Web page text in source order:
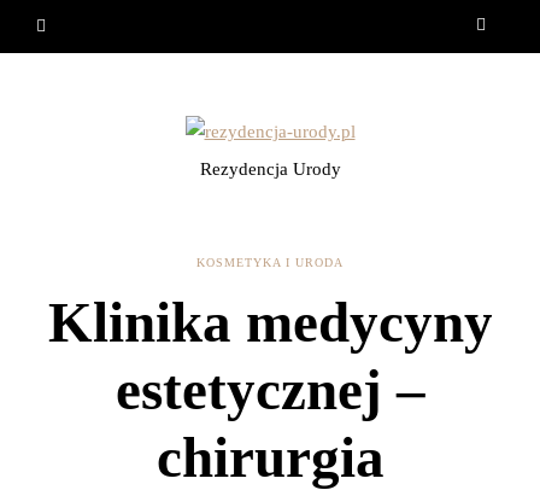
Rezydencja Urody
KOSMETYKA I URODA
Klinika medycyny
estetycznej –
chirurgia